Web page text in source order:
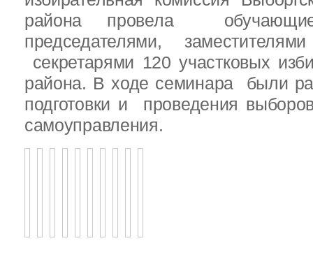
района провела
председателями,
секретарями 120 участковых
района. В ходе семинара были
подготовки и проведения
самоуправления.